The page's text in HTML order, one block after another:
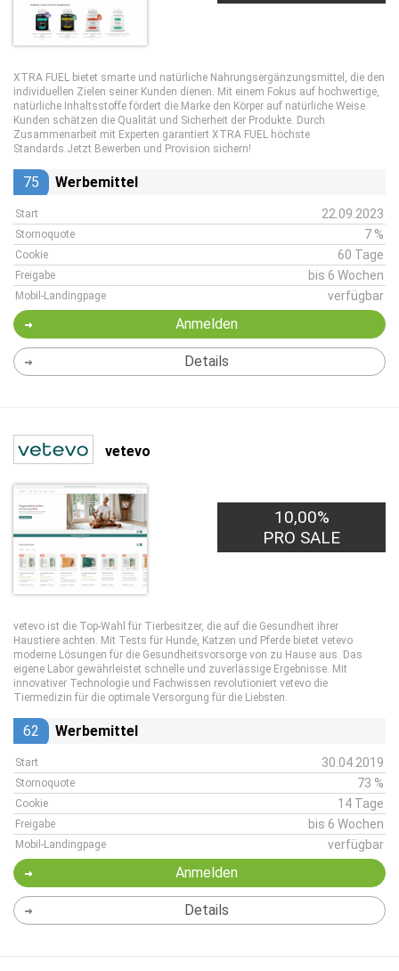
XTRA FUEL bietet smarte und natürliche Nahrungsergänzungsmittel, die den
individuellen Zielen seiner Kunden dienen. Mit einem Fokus auf hochwertige,
natürliche Inhaltsstoffe fördert die Marke den Körper auf natürliche Weise.
Kunden schätzen die Qualität und Sicherheit der Produkte. Durch
Zusammenarbeit mit Experten garantiert XTRA FUEL höchste
Standards.Jetzt Bewerben und Provision sichern!
75 Werbemittel
Start 22.09.2023
Stornoquote 7 %
Cookie 60 Tage
Freigabe bis 6 Wochen
Mobil-Landingpage verfügbar
Anmelden
Details
vetevo
10,00%
PRO SALE
vetevo ist die Top-Wahl für Tierbesitzer, die auf die Gesundheit ihrer
Haustiere achten. Mit Tests für Hunde, Katzen und Pferde bietet vetevo
moderne Lösungen für die Gesundheitsvorsorge von zu Hause aus. Das
eigene Labor gewährleistet schnelle und zuverlässige Ergebnisse. Mit
innovativer Technologie und Fachwissen revolutioniert vetevo die
Tiermedizin für die optimale Versorgung für die Liebsten.
62 Werbemittel
Start 30.04.2019
Stornoquote 73 %
Cookie 14 Tage
Freigabe bis 6 Wochen
Mobil-Landingpage verfügbar
Anmelden
Details